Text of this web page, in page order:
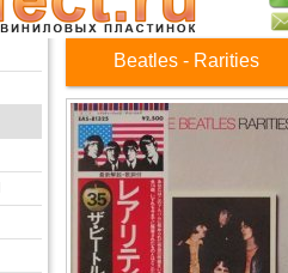
Beatles - Rarities